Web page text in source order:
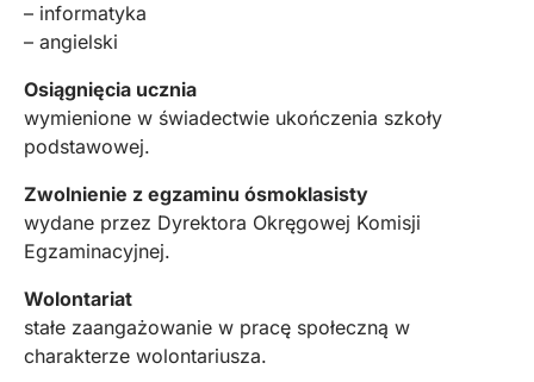
– informatyka
– angielski
Osiągnięcia ucznia
wymienione w świadectwie ukończenia szkoły
podstawowej.
Zwolnienie z egzaminu ósmoklasisty
wydane przez Dyrektora Okręgowej Komisji
Egzaminacyjnej.
Wolontariat
stałe zaangażowanie w pracę społeczną w
charakterze wolontariusza.